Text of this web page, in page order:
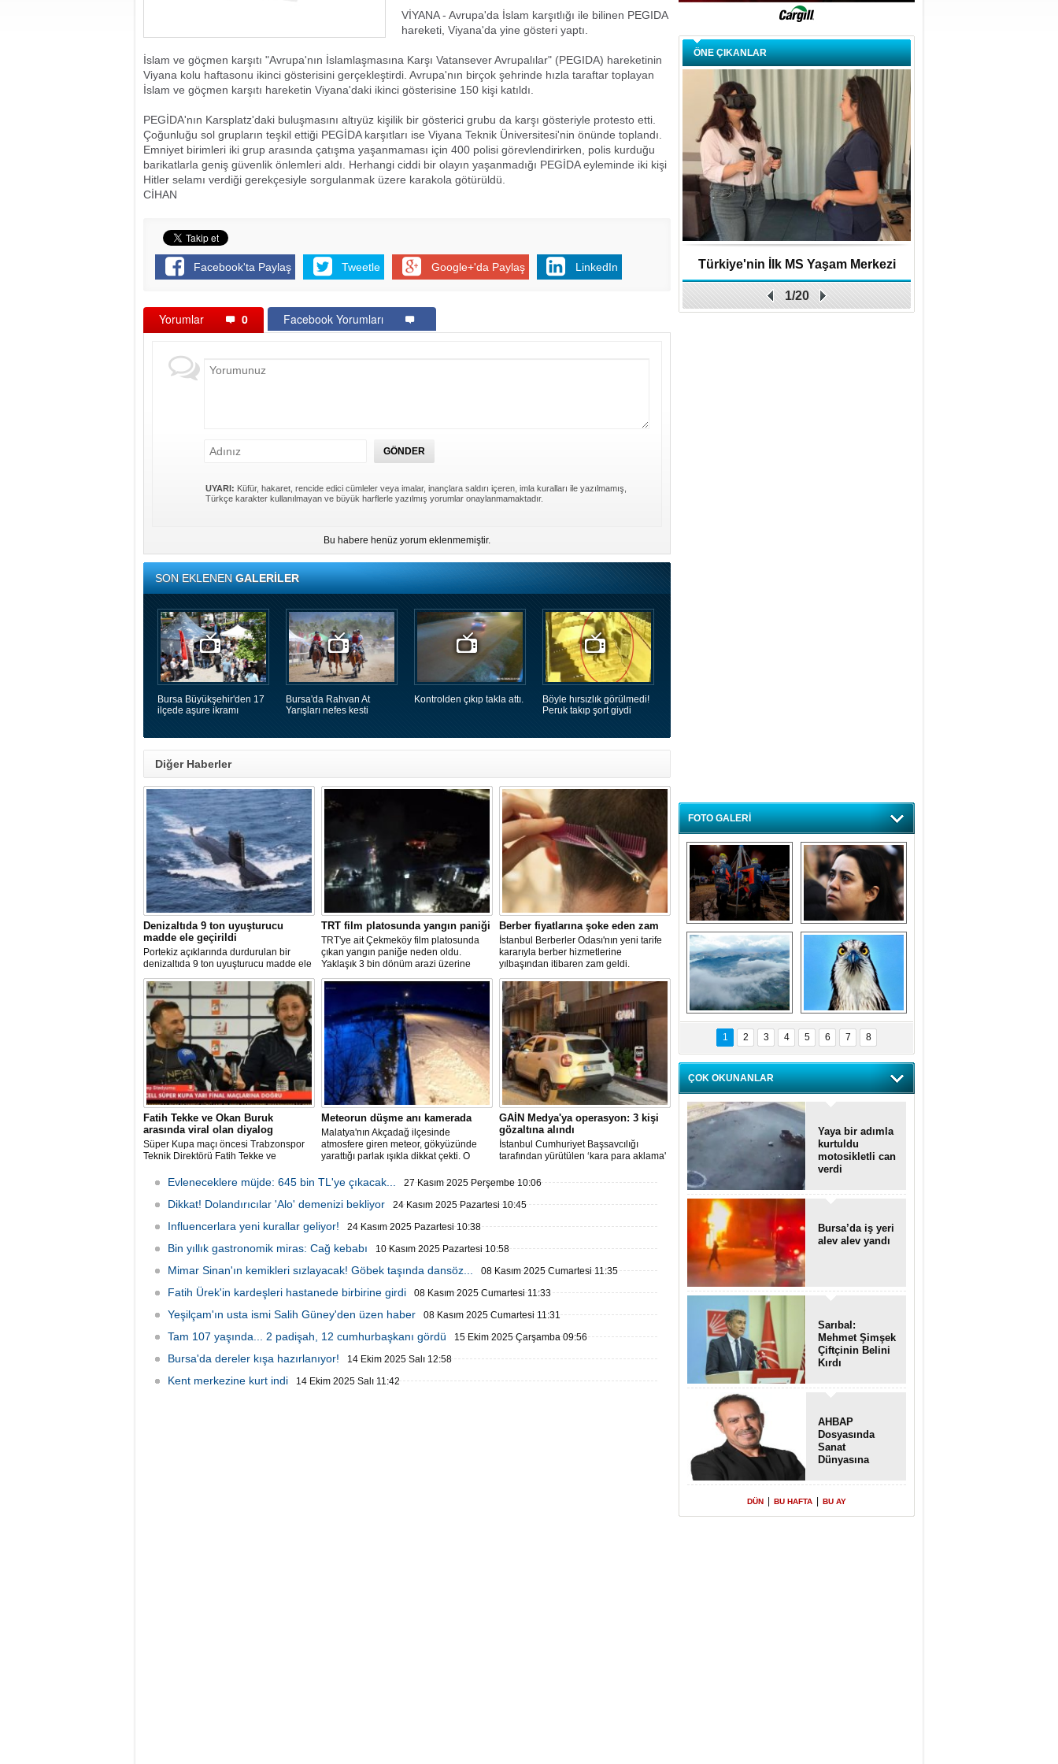
VİYANA - Avrupa'da İslam karşıtlığı ile bilinen PEGIDA
hareketi, Viyana'da yine gösteri yaptı.
İslam ve göçmen karşıtı "Avrupa'nın İslamlaşmasına Karşı Vatansever Avrupalılar" (PEGIDA) hareketinin
Viyana kolu haftasonu ikinci gösterisini gerçekleştirdi. Avrupa'nın birçok şehrinde hızla taraftar toplayan
İslam ve göçmen karşıtı hareketin Viyana'daki ikinci gösterisine 150 kişi katıldı.
PEGİDA'nın Karsplatz'daki buluşmasını altıyüz kişilik bir gösterici grubu da karşı gösteriyle protesto etti.
Çoğunluğu sol grupların teşkil ettiği PEGİDA karşıtları ise Viyana Teknik Üniversitesi'nin önünde toplandı.
Emniyet birimleri iki grup arasında çatışma yaşanmaması için 400 polisi görevlendirirken, polis kurduğu
barikatlarla geniş güvenlik önlemleri aldı. Herhangi ciddi bir olayın yaşanmadığı PEGİDA eyleminde iki kişi
Hitler selamı verdiği gerekçesiyle sorgulanmak üzere karakola götürüldü.
CİHAN
Facebook'ta Paylaş Tweetle Google+'da Paylaş LinkedIn
Yorumlar 0 Facebook Yorumları
UYARI: Küfür, hakaret, rencide edici cümleler veya imalar, inançlara saldırı içeren, imla kuralları ile yazılmamış,
Türkçe karakter kullanılmayan ve büyük harflerle yazılmış yorumlar onaylanmamaktadır.
Bu habere henüz yorum eklenmemiştir.
SON EKLENENGALERİLER
Bursa Büyükşehir'den 17
ilçede aşure ikramı
Bursa'da Rahvan At
Yarışları nefes kesti
Kontrolden çıkıp takla attı.
Böyle hırsızlık görülmedi!
Peruk takıp şort giydi
Diğer Haberler
Denizaltıda 9 ton uyuşturucu
madde ele geçirildi
Portekiz açıklarında durdurulan bir
denizaltıda 9 ton uyuşturucu madde ele
geçirilirken, ülke tarihinin en büyük
uyuşturucu operasyonlarından biri
olarak kayda geçen baskında 4 kişi
gözaltına alındı.
TRT film platosunda yangın paniği
TRT'ye ait Çekmeköy film platosunda
çıkan yangın paniğe neden oldu.
Yaklaşık 3 bin dönüm arazi üzerine
kurulu platoda henüz belirlenemeyen
bir nedenle çıkan yangın sonrası
bölgeye çok sayıda itfaiye ekibi sevk
edildi.
Berber fiyatlarına şoke eden zam
İstanbul Berberler Odası'nın yeni tarife
kararıyla berber hizmetlerine
yılbaşından itibaren zam geldi.
Fatih Tekke ve Okan Buruk
arasında viral olan diyalog
Süper Kupa maçı öncesi Trabzonspor
Teknik Direktörü Fatih Tekke ve
Buruk arasında kilo üzerinden geçen
esprili sohbet sosyal medyada gündem
oldu.
Meteorun düşme anı kamerada
Malatya'nın Akçadağ ilçesinde
atmosfere giren meteor, gökyüzünde
yarattığı parlak ışıkla dikkat çekti. O
GAİN Medya'ya operasyon: 3 kişi
gözaltına alındı
İstanbul Cumhuriyet Başsavcılığı
tarafından yürütülen ‘kara para aklama'
Medya'ya operasyon düzenlendi.
Evleneceklere müjde: 645 bin TL'ye çıkacak... 27 Kasım 2025 Perşembe 10:06
Dikkat! Dolandırıcılar 'Alo' demenizi bekliyor 24 Kasım 2025 Pazartesi 10:45
Influencerlara yeni kurallar geliyor! 24 Kasım 2025 Pazartesi 10:38
Bin yıllık gastronomik miras: Cağ kebabı 10 Kasım 2025 Pazartesi 10:58
Mimar Sinan'ın kemikleri sızlayacak! Göbek taşında dansöz... 08 Kasım 2025 Cumartesi 11:35
Fatih Ürek'in kardeşleri hastanede birbirine girdi 08 Kasım 2025 Cumartesi 11:33
Yeşilçam'ın usta ismi Salih Güney'den üzen haber 08 Kasım 2025 Cumartesi 11:31
Tam 107 yaşında... 2 padişah, 12 cumhurbaşkanı gördü 15 Ekim 2025 Çarşamba 09:56
Bursa'da dereler kışa hazırlanıyor! 14 Ekim 2025 Salı 12:58
Kent merkezine kurt indi 14 Ekim 2025 Salı 11:42
ÖNE ÇIKANLAR
Türkiye'nin İlk MS Yaşam Merkezi
Açıldı
1/20
FOTO GALERİ
Bursa'da deprem
tatbikatı gerçeğini
aratmadı
Özlem ve minnetle
anıyoruz
Bursa'dan
büyüleyen
fotoğraflar
Balık Kartalı
Bursa’da
görüntülendi
1 2 3 4 5 6 7 8
ÇOK OKUNANLAR
Yaya bir adımla
kurtuldu
motosikletli can
verdi
Bursa’da iş yeri
alev alev yandı
Sarıbal:
Mehmet Şimşek
Çiftçinin Belini
Kırdı
AHBAP
Dosyasında
Sanat
Dünyasına
Transferler
DÜN BU HAFTA BU AY